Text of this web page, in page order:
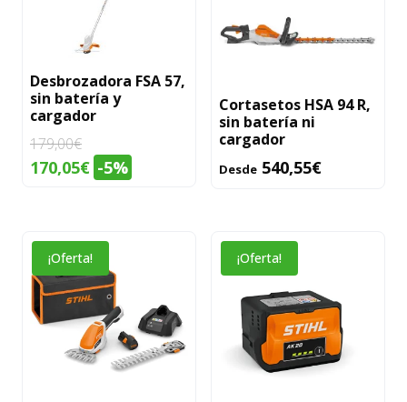
Desbrozadora FSA 57,
sin batería y
cargador
179,00€
El
era:
179,00€.
170,05€El
es:
170,05€.
-5%
Cortasetos HSA 94 R,
sin batería ni
cargador
Desde 540,55€
variantes.
se
pueden
en
de
producto
¡Oferta! ¡Oferta!